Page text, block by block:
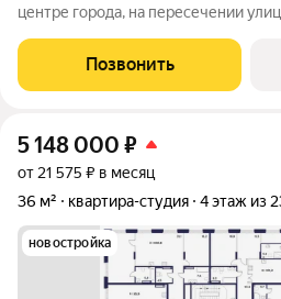
центре города, на пересечении
своей архитектурой Клинкерная плитка и композитные панели
Позвонить
5 148 000 ₽
от 21 575 ₽ в месяц
36 м²
квартира-студия 4 этаж из
новостройка